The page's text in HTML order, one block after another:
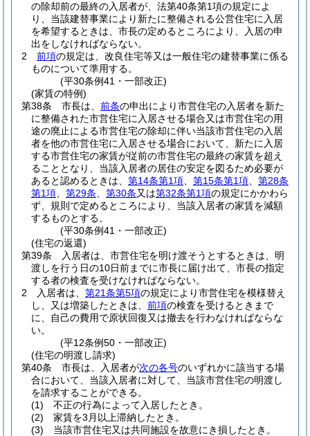
の除却前の最終の入居者が、法第40条第1項の規定によ
り、当該建替事業により新たに整備される公営住宅に入居
を希望するときは、市長の定めるところにより、入居の申
出をしなければならない。
2
前項の規定は、改良住宅等又は一般住宅の建替事業に係る
ものについて準用する。
(平30条例41・一部改正)
(家賃の特例)
第38条
市長は、 前条の申出により市営住宅の入居者を新た
に整備された市営住宅に入居させる場合又は市営住宅の用
途の廃止による市営住宅の除却に伴い当該市営住宅の入居
者を他の市営住宅に入居させる場合において、新たに入居
する市営住宅の家賃が従前の市営住宅の最終の家賃を超え
ることとなり、当該入居者の居住の安定を図るため必要が
あると認めるときは、 第14条第1項 第15条第1項
第28条
第1項
第29条 第30条又は第32条第1項の規定にかかわら
ず、規則で定めるところにより、当該入居者の家賃を減額
するものとする。
(平30条例41・一部改正)
(住宅の返還)
第39条
入居者は、市営住宅を明け渡そうとするときは、明
渡しを行う日の10日前までに市長に届け出て、市長の指定
する者の検査を受けなければならない。
2
入居者は、 第21条第5項の規定により市営住宅を模様替え
し、又は増築したときは、 前項の検査を受けるときまで
に、自己の費用で原状回復又は撤去を行わなければならな
い。
(平12条例50・一部改正)
(住宅の明渡し請求)
第40条
市長は、入居者が次の各号のいずれかに該当する場
合において、当該入居者に対して、当該市営住宅の明渡し
を請求することができる。
(1)
不正の行為によって入居したとき。
(2)
家賃を3月以上滞納したとき。
(3)
当該市営住宅又は共同施設を故意にき損したとき。